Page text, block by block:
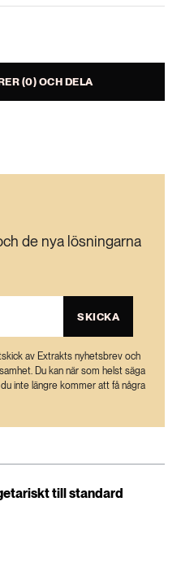
(0) OCH DELA
de nya lösningarna
SKICKA
av Extrakts nyhetsbrev och
Du kan när som helst säga
inte längre kommer att få några
till standard